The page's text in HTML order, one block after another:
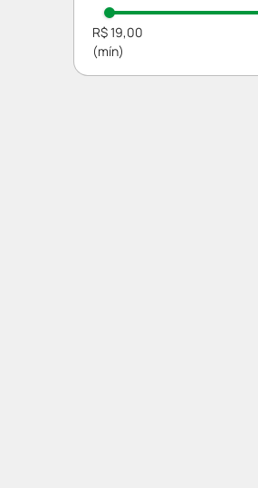
Tipoia
Joelheira
Cotoveleira
R$ 19,00